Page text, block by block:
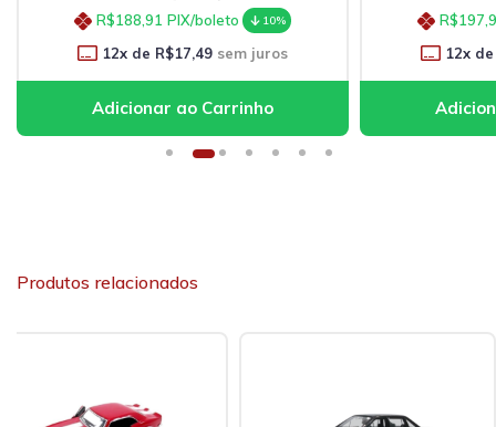
R$188,91 PIX/boleto 10%
12x de R$17,49 sem juros
12x de
Produtos relacionados